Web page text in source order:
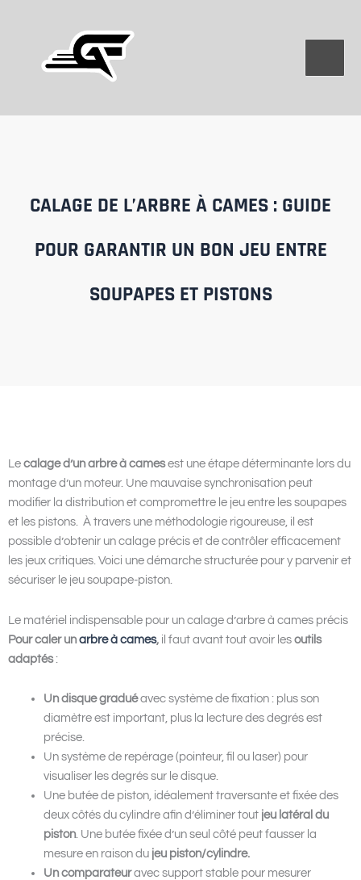
CALAGE DE L’ARBRE À CAMES : GUIDE
POUR GARANTIR UN BON JEU ENTRE
SOUPAPES ET PISTONS
Le calage d’un arbre à camesest une étape déterminante lors du
montage d’un moteur. Une mauvaise synchronisation peut
modifier la distribution et compromettre le jeu entre les soupapes
et les pistons. À travers une méthodologie rigoureuse, il est
possible d’obtenir un calage précis et de contrôler efficacement
les jeux critiques. Voici une démarche structurée pour y parvenir et
sécuriser le jeu soupape-piston.
Le matériel indispensable pour un calage d’arbre à cames précis
Pour caler unarbre à cames, il faut avant tout avoir les outils
adaptés:
Un disque graduéavec système de fixation : plus son
diamètre est important, plus la lecture des degrés est
précise.
Un système de repérage (pointeur, fil ou laser) pour
visualiser les degrés sur le disque.
Une butée de piston, idéalement traversante et fixée des
deux côtés du cylindre afin d’éliminer tout jeu latéral du
piston. Une butée fixée d’un seul côté peut fausser la
mesure en raison dujeu piston/cylindre.
Un comparateuravec support stable pour mesurer